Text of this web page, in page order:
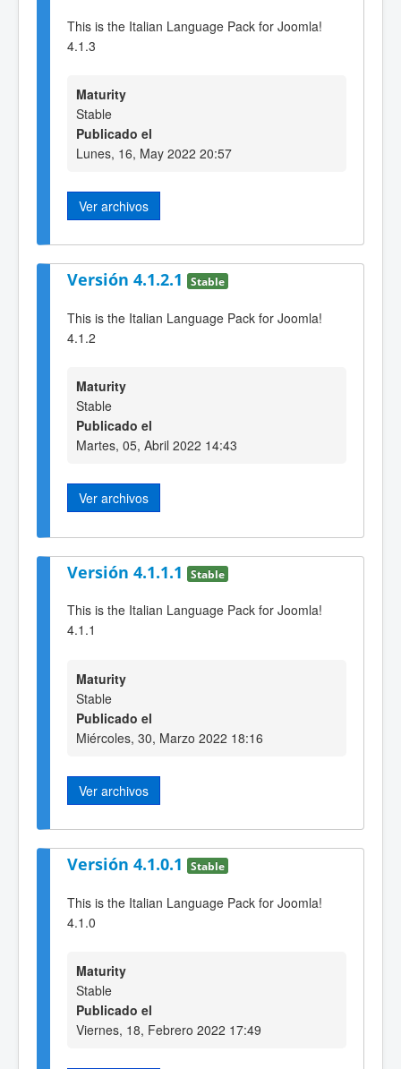
This is the Italian Language Pack for Joomla!
4.1.3
Maturity
Stable
Publicado el
Lunes, 16, May 2022 20:57
Ver archivos
Versión 4.1.2.1 Stable
This is the Italian Language Pack for Joomla!
4.1.2
Maturity
Stable
Publicado el
Martes, 05, Abril 2022 14:43
Ver archivos
Versión 4.1.1.1 Stable
This is the Italian Language Pack for Joomla!
4.1.1
Maturity
Stable
Publicado el
Miércoles, 30, Marzo 2022 18:16
Ver archivos
Versión 4.1.0.1 Stable
This is the Italian Language Pack for Joomla!
4.1.0
Maturity
Stable
Publicado el
Viernes, 18, Febrero 2022 17:49